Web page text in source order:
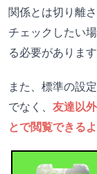
関係とは切り離
チェックしたい
る必要があります
また、標準の設
でなく、 友達以
とで閲覧できる